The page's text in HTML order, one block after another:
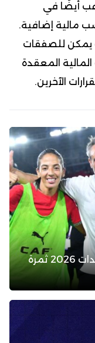
أيضًا في
مالية إضافية.
يمكن للصفقات
المعقدة
الآخرين.
فيلدا: تأهل المغرب لمونديال السيدات 2026 ثمرة